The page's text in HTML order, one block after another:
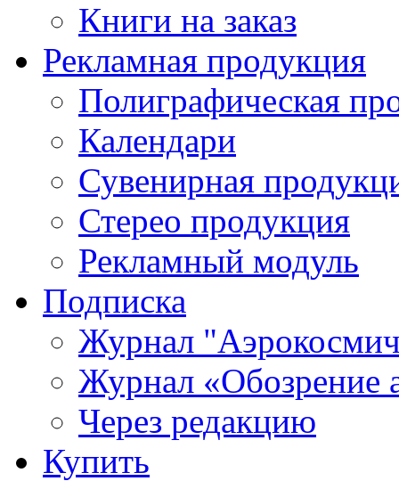
Книги на заказ
Рекламная продукция
Полиграфическая
Календари
Сувенирная
Стерео продукция
Рекламный модуль
Подписка
Журнал
Журнал «Обозрение
Через редакцию
Купить